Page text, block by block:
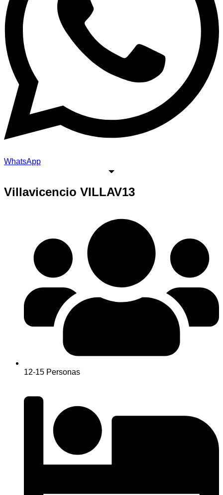
WhatsApp
Villavicencio VILLAV13
12-15 Personas